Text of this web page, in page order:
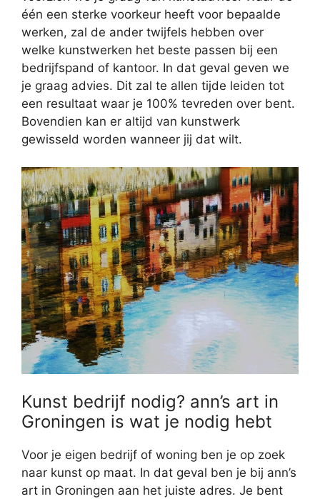
één een sterke voorkeur heeft voor bepaalde
werken, zal de ander twijfels hebben over
welke kunstwerken het beste passen bij een
bedrijfspand of kantoor. In dat geval geven we
je graag advies. Dit zal te allen tijde leiden tot
een resultaat waar je 100% tevreden over bent.
Bovendien kan er altijd van kunstwerk
gewisseld worden wanneer jij dat wilt.
Kunst bedrijf nodig? ann’s art in
Groningen is wat je nodig hebt
Voor je eigen bedrijf of woning ben je op zoek
naar kunst op maat. In dat geval ben je bij ann’s
art in Groningen aan het juiste adres. Je bent